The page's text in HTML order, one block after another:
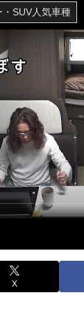
SUV人気車種
X